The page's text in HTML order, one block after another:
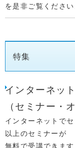
を是非ご覧ください.
特集
インターネッ
（セミナー・
インターネットで
以上のセミナーが
無料で受講できま